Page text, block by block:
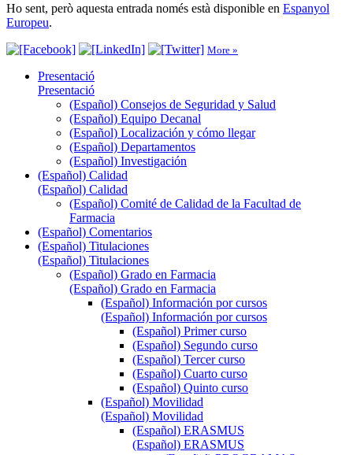
Ho sent, però aquesta entrada només està disponible en Espanyol
Europeu.
More »
Presentació
Presentació
(Español) Consejos de Seguridad y Salud
(Español) Equipo Decanal
(Español) Localización y cómo llegar
(Español) Departamentos
(Español) Investigación
(Español) Calidad
(Español) Calidad
(Español) Comité de Calidad de la Facultad de
Farmacia
(Español) Comentarios
(Español) Titulaciones
(Español) Titulaciones
(Español) Grado en Farmacia
(Español) Grado en Farmacia
(Español) Información por cursos
(Español) Información por cursos
(Español) Primer curso
(Español) Segundo curso
(Español) Tercer curso
(Español) Cuarto curso
(Español) Quinto curso
(Español) Movilidad
(Español) Movilidad
(Español) ERASMUS
(Español) ERASMUS